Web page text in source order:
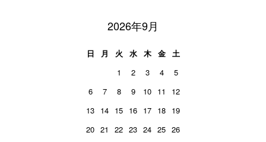
2026年9月
日 月 火 水 木 金
土
1
2 3 4
5
6
7 8 9 10 11
12
13 14 15 16 17 18 19
20 21 22 23 24 25 26